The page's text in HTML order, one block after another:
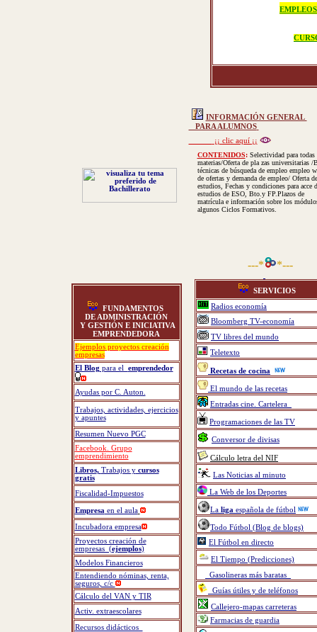
INFORMACIÓN GENERAL
PARA ALUMNOS
¡¡ clic aquí ¡¡
CONTENIDOS: Selectividad para todas
materias/Oferta de pla zas universitarias /
técnicas de búsqueda de empleo empleo
de ofertas y demanda de empleo/ Oferta de
estudios, Fechas y condiciones para acce
estudios de ESO, Bto.y FP.Plazos de
matrícula e información sobre los
algunos Ciclos Formativos.
---* *---
SERVICIOS
Radios economía
Bloomberg TV-economía
TV libres del mundo
Teletexto
Recetas de cocina
El mundo de las recetas
Entradas cine. Cartelera
Programaciones de las TV
Conversor de divisas
Cálculo letra del NIF
Las Noticias al minuto
La Web de los Deportes
La liga española de fútbol
Todo Fútbol (Blog de blogs)
El Fútbol en directo
El Tiempo (Predicciones)
Gasolineras más baratas
Guías útiles y de teléfonos
Callejero-mapas carreteras
Farmacias de guardia
FUNDAMENTOS
DE ADMINISTRACIÓN
Y GESTIÓN E INICIATIVA
EMPRENDEDORA
Ejemplos proyectos creación
empresas
El Blog para el emprendedor
Ayudas por C. Auton.
Trabajos, actividades, ejercicios
y apuntes
Resumen Nuevo PGC
Facebook. Grupo
emprendimiento
Libros, Trabajos ycursos
gratis
Fiscalidad-Impuestos
Empresa en el aula
Incubadora empresa
Proyectos creación de
empresas (ejemplos)
Modelos Financieros
Entendiendo nóminas, renta,
seguros, c/c
Cálculo del VAN y TIR
Activ. extraescolares
Recursos didácticos